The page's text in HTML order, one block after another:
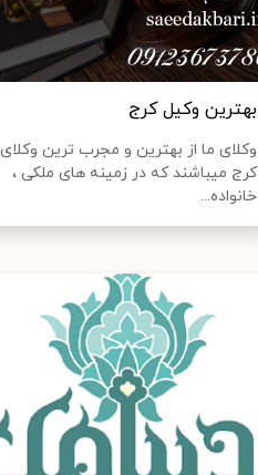
بهترین وکیل کرج
وکلای ما از بهترین و مجرب ترین وکلای
کرج میباشند که در زمینه های ملکی ،
خانواده...